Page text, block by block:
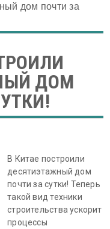
дом почти за
ДОМ
В Китае построили
десятиэтажный дом
почти за сутки! Теперь
такой вид техники
строительства ускорит
процессы